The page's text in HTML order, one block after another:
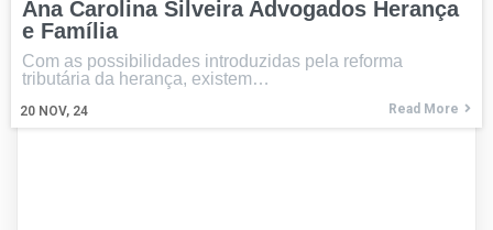
Ana Carolina Silveira Advogados Herança
e Família
20 NOV, 24
Com as possibilidades introduzidas pela reforma
tributária da herança, existem…
Read More